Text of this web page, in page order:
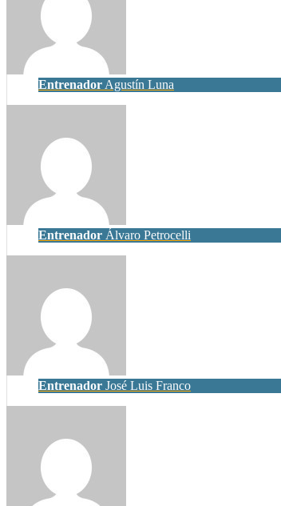
Entrenador Agustín Luna
Entrenador Álvaro Petrocelli
Entrenador José Luis Franco